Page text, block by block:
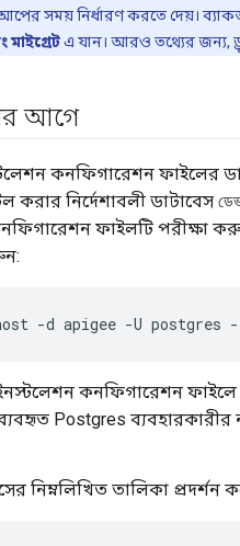
সময় নির্ধারণ করতে দেয়।
এ যান। আরও তথ্যের জন্য,
আগে
কনফিগারেশন ফাইলের
করার নির্দেশাবলী ডাটাবেস
ফাইলটি পরীক্ষা
-d apigee -U postgres
কনফিগারেশন ফাইলে
ব্যবহৃত Postgres
নিম্নলিখিত তালিকা প্রদর্শন